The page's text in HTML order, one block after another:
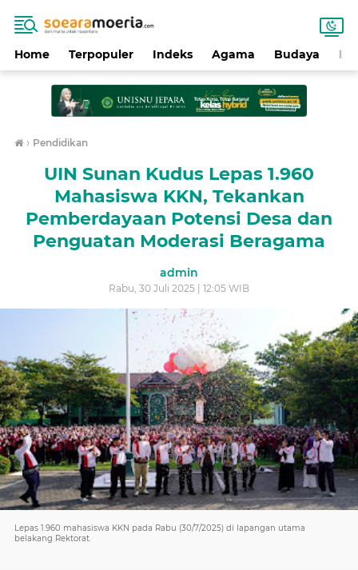
Home Terpopuler Indeks Agama Budaya
› Pendidikan
UIN Sunan Kudus Lepas 1.960
Mahasiswa KKN, Tekankan
Pemberdayaan Potensi Desa dan
Penguatan Moderasi Beragama
admin
Rabu, 30 Juli 2025 | 12:05 WIB
Lepas 1.960 mahasiswa KKN pada Rabu (30/7/2025) di lapangan utama
belakang Rektorat.